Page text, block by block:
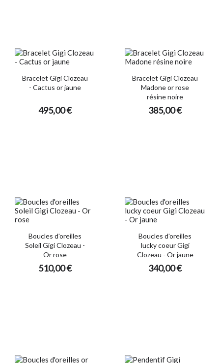
Bracelet Gigi Clozeau
- Cactus or jaune
495,00 €
Bracelet Gigi Clozeau
Madone or rose
résine noire
385,00 €
Boucles d'oreilles
Soleil Gigi Clozeau -
Or rose
510,00 €
Boucles d'oreilles
lucky coeur Gigi
Clozeau - Or jaune
340,00 €